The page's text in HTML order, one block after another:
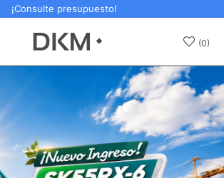
¡Consulte presupuesto!
(0)